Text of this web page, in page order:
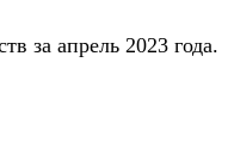
за апрель 2023 года.